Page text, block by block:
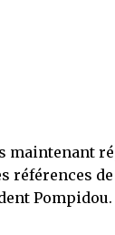
maintenant
références
Pompidou.